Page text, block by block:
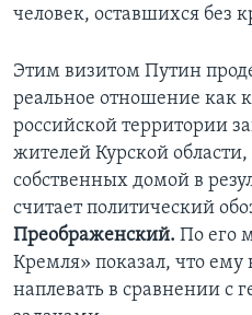
человек, оставшихся без
Этим визитом Путин
реальное отношение как к
российской территории
жителей Курской
собственных домой в
считает политический
Преображенский. По его
Кремля» показал, что ему
наплевать в сравнении с